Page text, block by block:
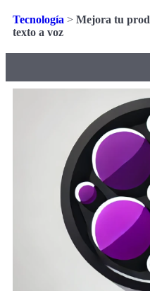
Tecnología > Mejora tu
texto a voz